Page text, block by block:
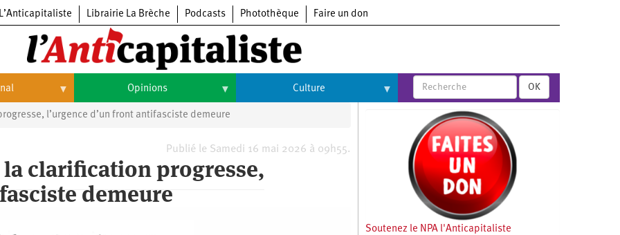
L’Anticapitaliste Librairie La Brèche Podcasts Photothèque Faire un don
Opinions
Opinions
Culture
Arts
Cinéma
OK
l’urgence d’un front antifasciste demeure
Publié le Samedi 16 mai 2026 à 09h55.
clarification progresse,
demeure
Soutenez le NPA l'Anticapitaliste